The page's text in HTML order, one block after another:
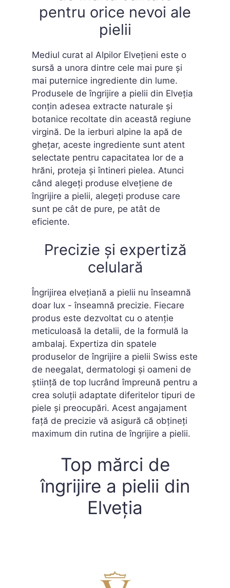
pentru orice nevoi ale
pielii
Mediul curat al Alpilor Elvețieni este o
sursă a unora dintre cele mai pure și
mai puternice ingrediente din lume.
Produsele de îngrijire a pielii din Elveția
conțin adesea extracte naturale și
botanice recoltate din această regiune
virgină. De la ierburi alpine la apă de
ghețar, aceste ingrediente sunt atent
selectate pentru capacitatea lor de a
hrăni, proteja și întineri pielea. Atunci
când alegeți produse elvețiene de
îngrijire a pielii, alegeți produse care
sunt pe cât de pure, pe atât de
eficiente.
Precizie și expertiză
celulară
Îngrijirea elvețiană a pielii nu înseamnă
doar lux - înseamnă precizie. Fiecare
produs este dezvoltat cu o atenție
meticuloasă la detalii, de la formulă la
ambalaj. Expertiza din spatele
produselor de îngrijire a pielii Swiss este
de neegalat, dermatologi și oameni de
știință de top lucrând împreună pentru a
crea soluții adaptate diferitelor tipuri de
piele și preocupări. Acest angajament
față de precizie vă asigură că obțineți
maximum din rutina de îngrijire a pielii.
Top mărci de
îngrijire a pielii din
Elveția